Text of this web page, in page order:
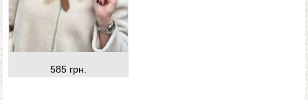
585 грн.